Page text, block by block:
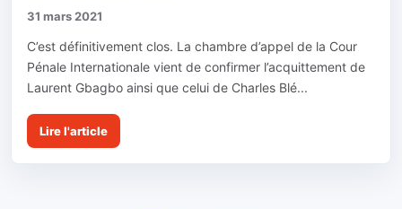
31 mars 2021
C’est définitivement clos. La chambre d’appel de la Cour
Pénale Internationale vient de confirmer l’acquittement de
Laurent Gbagbo ainsi que celui de Charles Blé...
Lire l'article